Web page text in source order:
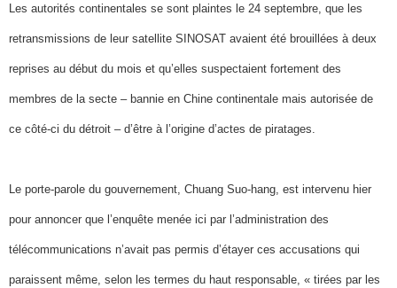
Les autorités continentales se sont plaintes le 24 septembre, que les
retransmissions de leur satellite SINOSAT avaient été brouillées à deux
reprises au début du mois et qu’elles suspectaient fortement des
membres de la secte – bannie en Chine continentale mais autorisée de
ce côté-ci du détroit – d’être à l’origine d’actes de piratages.
Le porte-parole du gouvernement, Chuang Suo-hang, est intervenu hier
pour annoncer que l’enquête menée ici par l’administration des
télécommunications n’avait pas permis d’étayer ces accusations qui
paraissent même, selon les termes du haut responsable, « tirées par les